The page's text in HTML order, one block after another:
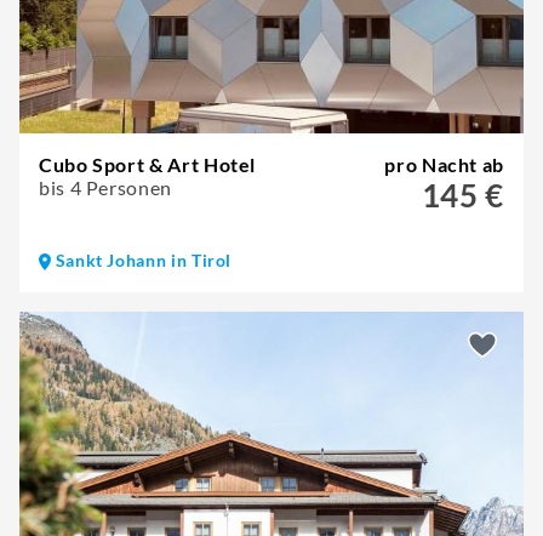
Cubo Sport & Art Hotel
bis 4 Personen
pro Nacht ab
145 €
Sankt Johann in Tirol